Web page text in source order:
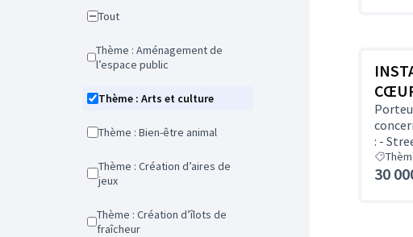
Tout
Thème : Aménagement de
l’espace public
Thème : Arts et culture
Thème : Bien-être animal
Thème : Création d’aires de
jeux
Thème : Création d’îlots de
fraîcheur
: -
30